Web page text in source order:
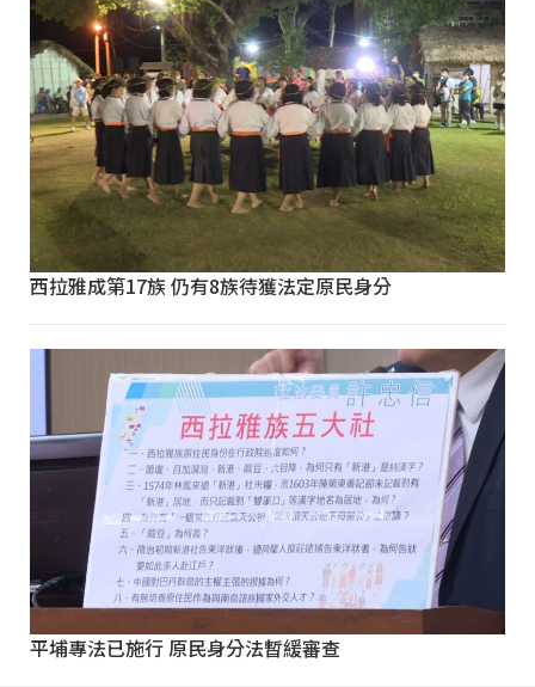
西拉雅成第17族 仍有8族待獲法定原民身分
平埔專法已施行 原民身分法暫緩審查